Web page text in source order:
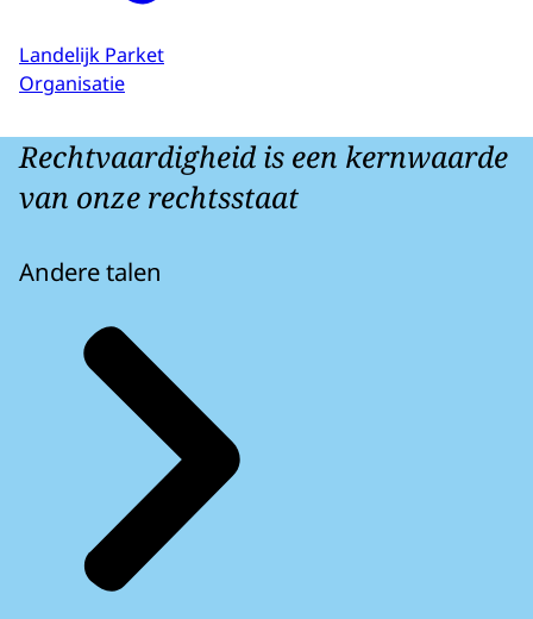
Landelijk Parket
Organisatie
Rechtvaardigheid is een kernwaarde
van onze rechtsstaat
Andere talen